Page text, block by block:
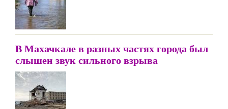
В Махачкале в разных частях города был
слышен звук сильного взрыва